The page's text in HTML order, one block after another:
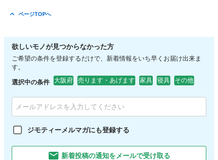
ページTOPへ
欲しいモノが見つからなかった方
ご希望の条件を登録するだけで、新着情報をいち早くお届け出来ま
す。
選択中の条件 大阪府 売ります・あげます 家具 寝具 その他
ジモティーメルマガにも登録する
新着投稿の通知をメールで受け取る